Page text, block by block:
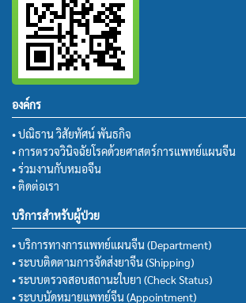
องค์กร
• ปณิธาน วิสัยทัศน์ พันธกิจ
• การตรวจวินิจฉัยโรคด้วยศาสตร์การแพทย์แผนจีน
• ร่วมงานกับหมอจีน
• ติดต่อเรา
บริการสำหรับผู้ป่วย
• บริการทางการแพทย์แผนจีน (Department)
• ระบบติดตามการจัดส่งยาจีน (Shipping)
• ระบบตรวจสอบสถานะใบยา (Check Status)
• ระบบนัดหมายแพทย์จีน (Appointment)